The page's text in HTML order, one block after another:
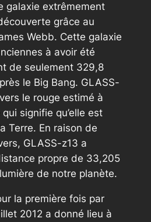
galaxie extrêmement
grâce au
Webb. Cette galaxie
à avoir été
de seulement 329,8
le Big Bang. GLASS-
le rouge estimé à
signifie qu’elle est
Terre. En raison de
GLASS-z13 a
propre de 33,205
de notre planète.
la première fois par
2012 a donné lieu à